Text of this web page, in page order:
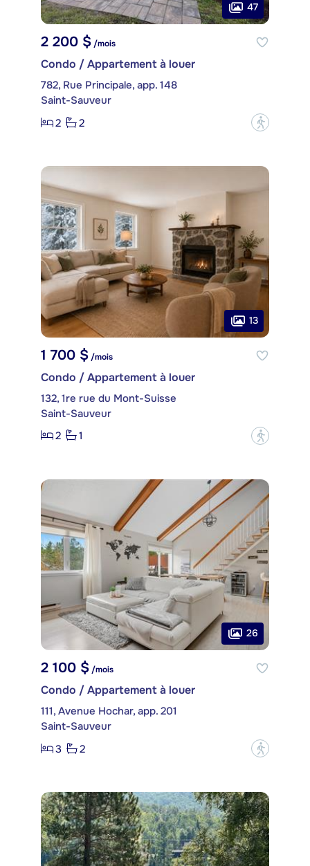
47
2 200 $/mois
Condo / Appartement à louer
782, Rue Principale, app. 148
Saint-Sauveur
2
2 ?
13
1 700 $ /mois
Condo / Appartement à louer
132, 1re rue du Mont-Suisse
Saint-Sauveur
2
1 ?
26
2 100 $/mois
Condo / Appartement à louer
111, Avenue Hochar, app. 201
Saint-Sauveur
3
2 ?